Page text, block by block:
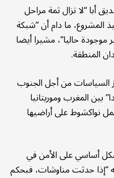
أبا “لا تزال ثمة مراحل
ما دام أن “شبكة
حاليا”، مشيرا أيضا
المنطقة.
السياسات من أجل الجنوب
بين المغرب وموريتانيا
نواكشوط على أراضيها
أساسي على الأمن في
“إذا حدثت مناوشات، فبحكم